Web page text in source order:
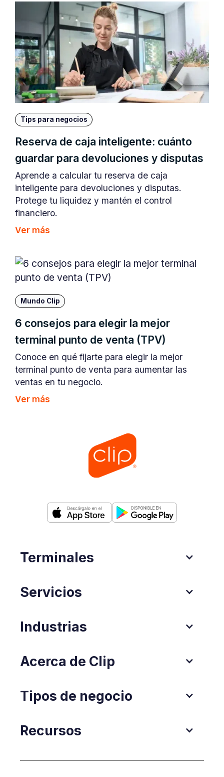
Tips para negocios
Reserva de caja inteligente: cuánto
guardar para devoluciones y disputas
Aprende a calcular tu reserva de caja
inteligente para devoluciones y disputas.
Protege tu liquidez y mantén el control
financiero.
Ver más
Mundo Clip
6 consejos para elegir la mejor
terminal punto de venta (TPV)
Conoce en qué fijarte para elegir la mejor
terminal punto de venta para aumentar las
ventas en tu negocio.
Ver más
Terminales
Servicios
Industrias
Acerca de Clip
Tipos de negocio
Recursos